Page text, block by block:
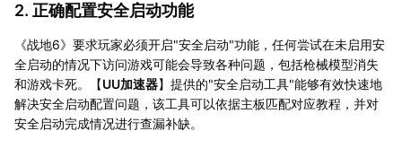
2. 正确配置安全启动功能
《战地6》要求玩家必须开启"安全启动"功能，任何尝试在未启用安
全启动的情况下访问游戏可能会导致各种问题，包括枪械模型消失
和游戏卡死。【UU加速器】提供的"安全启动工具"能够有效快速地
解决安全启动配置问题，该工具可以依据主板匹配对应教程，并对
安全启动完成情况进行查漏补缺。